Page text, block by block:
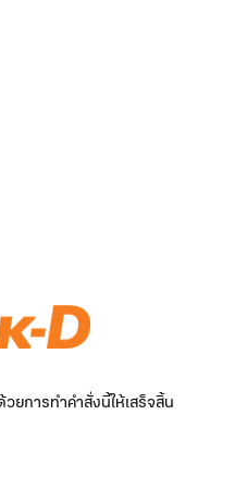
ยการทำคำสั่งนี้ให้เสร็จสิ้น